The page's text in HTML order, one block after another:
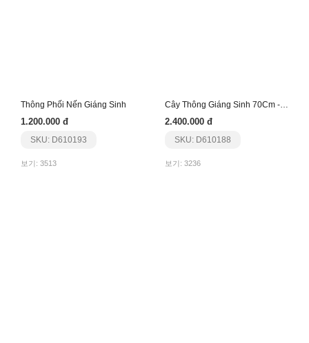
Thông Phối Nến Giáng Sinh
1.200.000 đ
SKU: D610193
보기: 3513
Cây Thông Giáng Sinh 70Cm - Nhập Khẩu
2.400.000 đ
SKU: D610188
보기: 3236